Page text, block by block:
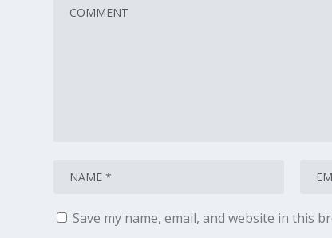
Save my name, email, and website in this